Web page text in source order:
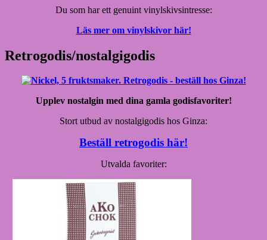
Du som har ett genuint vinylskivsintresse:
Läs mer om vinylskivor här!
Retrogodis/nostalgigodis
Upplev nostalgin med dina gamla godisfavoriter!
Stort utbud av nostalgigodis hos Ginza:
Beställ retrogodis här!
Utvalda favoriter: